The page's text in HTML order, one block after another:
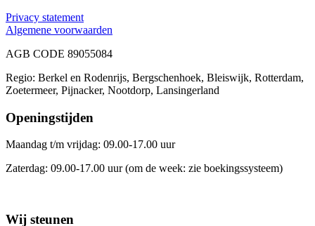
Privacy statement
Algemene voorwaarden
AGB CODE 89055084
Regio: Berkel en Rodenrijs, Bergschenhoek, Bleiswijk, Rotterdam,
Zoetermeer, Pijnacker, Nootdorp, Lansingerland
Openingstijden
Maandag t/m vrijdag: 09.00-17.00 uur
Zaterdag: 09.00-17.00 uur (om de week: zie boekingssysteem)
Wij steunen